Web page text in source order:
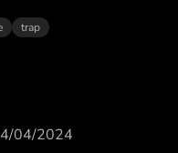
trap
04/2024